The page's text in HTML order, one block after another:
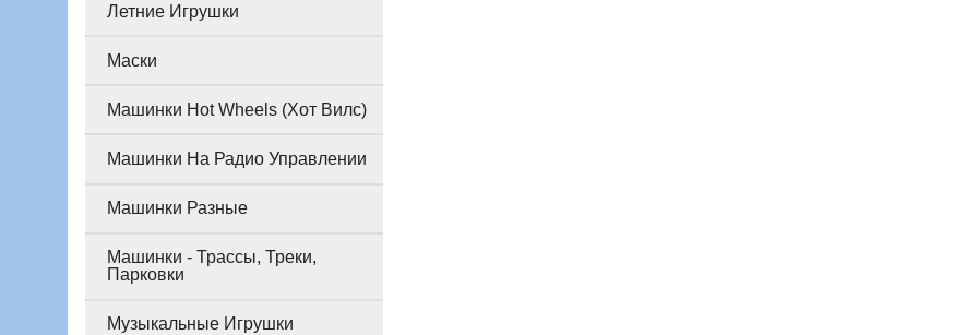
Летние Игрушки
Маски
Машинки Hot Wheels (Хот Вилс)
Машинки На Радио Управлении
Машинки Разные
Машинки - Трассы, Треки,
Парковки
Музыкальные Игрушки